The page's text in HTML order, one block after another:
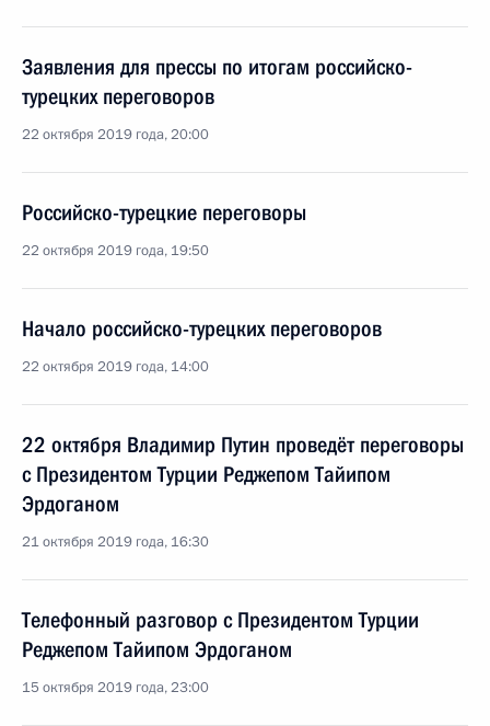
Заявления для прессы по итогам российско-
турецких переговоров
22 октября 2019 года, 20:00
Российско-турецкие переговоры
22 октября 2019 года, 19:50
Начало российско-турецких переговоров
22 октября 2019 года, 14:00
22 октября Владимир Путин проведёт переговоры
с Президентом Турции Реджепом Тайипом
Эрдоганом
21 октября 2019 года, 16:30
Телефонный разговор с Президентом Турции
Реджепом Тайипом Эрдоганом
15 октября 2019 года, 23:00